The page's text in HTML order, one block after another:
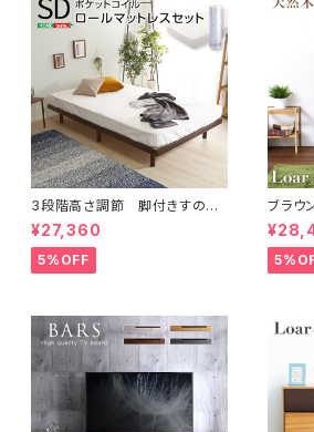
3段階高さ調節 脚付きすのこ
ベッド(セミダブル) 【Lilitta-リリ
ッタ-】(ポケットコイルロールマッ
トレス付き) セミダブル
¥27,360
5%OFF
ブラウ
イチェスト 6
シリー
-ロア